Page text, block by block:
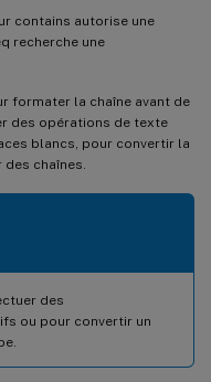
contains autorise une
recherche une
formater la chaîne avant de
des opérations de texte
blancs, pour convertir la
chaînes.
des
ou pour convertir un